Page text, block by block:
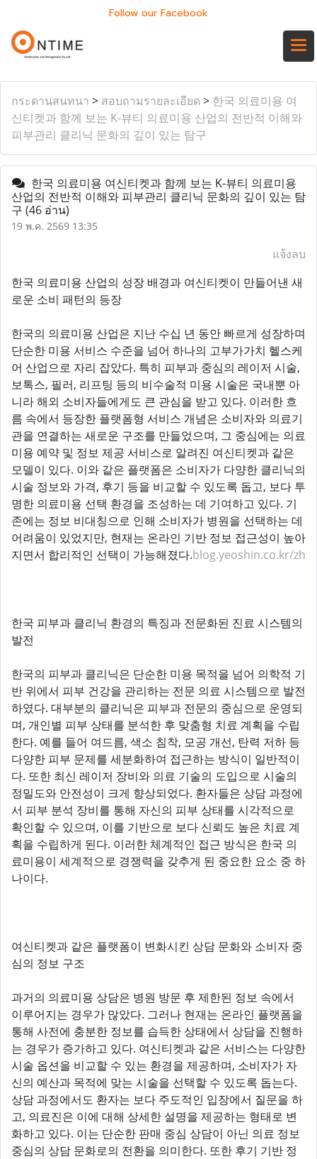
Follow our Facebook
กระดานสนทนา > สอบถามรายละเอียด > 한국 의료미용 여
신티켓과 함께 보는 K-뷰티 의료미용 산업의 전반적 이해와
피부관리 클리닉 문화의 깊이 있는 탐구
한국 의료미용 여신티켓과 함께 보는 K-뷰티 의료미용
산업의 전반적 이해와 피부관리 클리닉 문화의 깊이 있는 탐
구 (46 อ่าน)
19 พ.ค. 2569 13:35
แจ้งลบ
한국 의료미용 산업의 성장 배경과 여신티켓이 만들어낸 새
로운 소비 패턴의 등장
한국의 의료미용 산업은 지난 수십 년 동안 빠르게 성장하며
단순한 미용 서비스 수준을 넘어 하나의 고부가가치 헬스케
어 산업으로 자리 잡았다. 특히 피부과 중심의 레이저 시술,
보톡스, 필러, 리프팅 등의 비수술적 미용 시술은 국내뿐 아
니라 해외 소비자들에게도 큰 관심을 받고 있다. 이러한 흐
름 속에서 등장한 플랫폼형 서비스 개념은 소비자와 의료기
관을 연결하는 새로운 구조를 만들었으며, 그 중심에는 의료
미용 예약 및 정보 제공 서비스로 알려진 여신티켓과 같은
모델이 있다. 이와 같은 플랫폼은 소비자가 다양한 클리닉의
시술 정보와 가격, 후기 등을 비교할 수 있도록 돕고, 보다 투
명한 의료미용 선택 환경을 조성하는 데 기여하고 있다. 기
존에는 정보 비대칭으로 인해 소비자가 병원을 선택하는 데
어려움이 있었지만, 현재는 온라인 기반 정보 접근성이 높아
지면서 합리적인 선택이 가능해졌다.blog.yeoshin.co.kr/zh
한국 피부과 클리닉 환경의 특징과 전문화된 진료 시스템의
발전
한국의 피부과 클리닉은 단순한 미용 목적을 넘어 의학적 기
반 위에서 피부 건강을 관리하는 전문 의료 시스템으로 발전
하였다. 대부분의 클리닉은 피부과 전문의 중심으로 운영되
며, 개인별 피부 상태를 분석한 후 맞춤형 치료 계획을 수립
한다. 예를 들어 여드름, 색소 침착, 모공 개선, 탄력 저하 등
다양한 피부 문제를 세분화하여 접근하는 방식이 일반적이
다. 또한 최신 레이저 장비와 의료 기술의 도입으로 시술의
정밀도와 안전성이 크게 향상되었다. 환자들은 상담 과정에
서 피부 분석 장비를 통해 자신의 피부 상태를 시각적으로
확인할 수 있으며, 이를 기반으로 보다 신뢰도 높은 치료 계
획을 수립하게 된다. 이러한 체계적인 접근 방식은 한국 의
료미용이 세계적으로 경쟁력을 갖추게 된 중요한 요소 중 하
나이다.
여신티켓과 같은 플랫폼이 변화시킨 상담 문화와 소비자 중
심의 정보 구조
과거의 의료미용 상담은 병원 방문 후 제한된 정보 속에서
이루어지는 경우가 많았다. 그러나 현재는 온라인 플랫폼을
통해 사전에 충분한 정보를 습득한 상태에서 상담을 진행하
는 경우가 증가하고 있다. 여신티켓과 같은 서비스는 다양한
시술 옵션을 비교할 수 있는 환경을 제공하며, 소비자가 자
신의 예산과 목적에 맞는 시술을 선택할 수 있도록 돕는다.
상담 과정에서도 환자는 보다 주도적인 입장에서 질문을 하
고, 의료진은 이에 대해 상세한 설명을 제공하는 형태로 변
화하고 있다. 이는 단순한 판매 중심 상담이 아닌 의료 정보
중심의 상담 문화로의 전환을 의미한다. 또한 후기 기반 정